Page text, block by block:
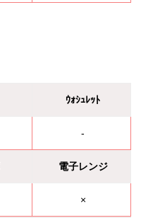
ｳｫｼｭﾚｯﾄ
-
電子レンジ
×